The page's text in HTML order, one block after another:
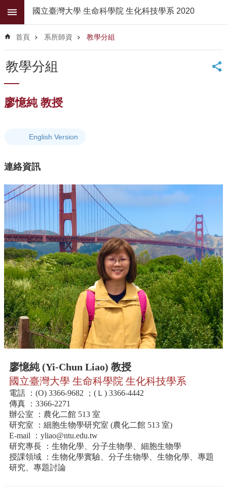
跳到主要內容區塊
階
尋
公
佈
欄
系
師
資
中
生
專
區
大
學
部
碩
博
士
系
友
會
動
態
常
用
資
源
國立臺灣大學 生命科學院 生化科技學系 2020
首頁 系所師資 教學分組
教學分組
廖憶純 教授
English Version
連絡資訊
廖憶純 (Yi-Chun Liao) 教授
國立臺灣大學 生命科學院 生化科技學系
電話 ：(O) 3366-9682 ；(Ｌ) 3366-4442
傳真 ：3366-2271
辦公室 ：農化二館 513 室
研究室 ：細胞生物學研究室 (農化二館 513 室)
E-mail ： yliao@ntu.edu.tw
研究專長 ：生物化學、分子生物學、細胞生物學
授課領域 ：生物化學實驗、分子生物學、生物化學、專題
研究、專題討論